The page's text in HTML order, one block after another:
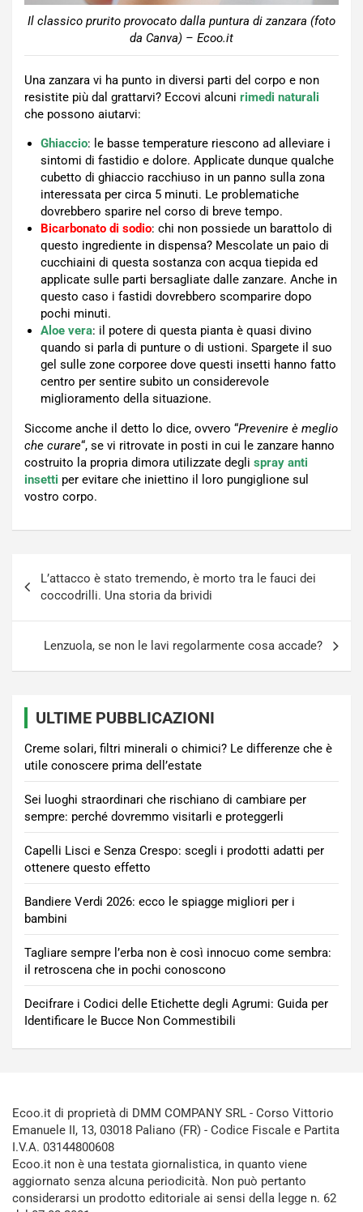
Il classico prurito provocato dalla puntura di zanzara (foto
da Canva) – Ecoo.it
Una zanzara vi ha punto in diversi parti del corpo e non
resistite più dal grattarvi? Eccovi alcuni rimedi naturali
che possono aiutarvi:
Ghiaccio: le basse temperature riescono ad alleviare i
sintomi di fastidio e dolore. Applicate dunque qualche
cubetto di ghiaccio racchiuso in un panno sulla zona
interessata per circa 5 minuti. Le problematiche
dovrebbero sparire nel corso di breve tempo.
Bicarbonato di sodio: chi non possiede un barattolo di
questo ingrediente in dispensa? Mescolate un paio di
cucchiaini di questa sostanza con acqua tiepida ed
applicate sulle parti bersagliate dalle zanzare. Anche in
questo caso i fastidi dovrebbero scomparire dopo
pochi minuti.
Aloe vera: il potere di questa pianta è quasi divino
quando si parla di punture o di ustioni. Spargete il suo
gel sulle zone corporee dove questi insetti hanno fatto
centro per sentire subito un considerevole
miglioramento della situazione.
Siccome anche il detto lo dice, ovvero “Prevenire è meglio
che curare“, se vi ritrovate in posti in cui le zanzare hanno
costruito la propria dimora utilizzate degli spray anti
insetti per evitare che iniettino il loro pungiglione sul
vostro corpo.
articoli
L’attacco è stato tremendo, è morto tra le fauci dei
coccodrilli. Una storia da brividi
Lenzuola, se non le lavi regolarmente cosa accade?
ULTIME PUBBLICAZIONI
Creme solari, filtri minerali o chimici? Le differenze che è
utile conoscere prima dell’estate
Sei luoghi straordinari che rischiano di cambiare per
sempre: perché dovremmo visitarli e proteggerli
Capelli Lisci e Senza Crespo: scegli i prodotti adatti per
ottenere questo effetto
Bandiere Verdi 2026: ecco le spiagge migliori per i
bambini
Tagliare sempre l’erba non è così innocuo come sembra:
il retroscena che in pochi conoscono
Decifrare i Codici delle Etichette degli Agrumi: Guida per
Identificare le Bucce Non Commestibili
Ecoo.it di proprietà di DMM COMPANY SRL - Corso Vittorio
Emanuele II, 13, 03018 Paliano (FR) - Codice Fiscale e Partita
I.V.A. 03144800608
Ecoo.it non è una testata giornalistica, in quanto viene
aggiornato senza alcuna periodicità. Non può pertanto
considerarsi un prodotto editoriale ai sensi della legge n. 62